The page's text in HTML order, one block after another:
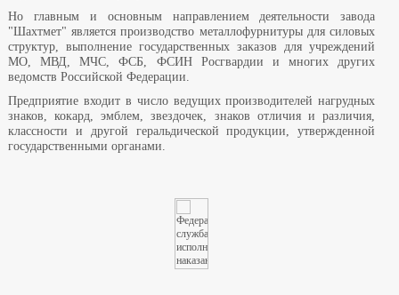
Но главным и основным направлением деятельности завода
"Шахтмет" является производство металлофурнитуры для силовых
структур, выполнение государственных заказов для учреждений
МО, МВД, МЧС, ФСБ, ФСИН Росгвардии и многих других
ведомств Российской Федерации.
Предприятие входит в число ведущих производителей нагрудных
знаков, кокард, эмблем, звездочек, знаков отличия и различия,
классности и другой геральдической продукции, утвержденной
государственными органами.